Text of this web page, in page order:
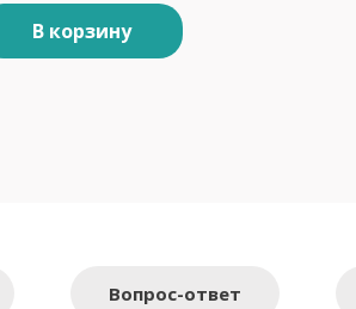
В корзину
Вопрос-ответ